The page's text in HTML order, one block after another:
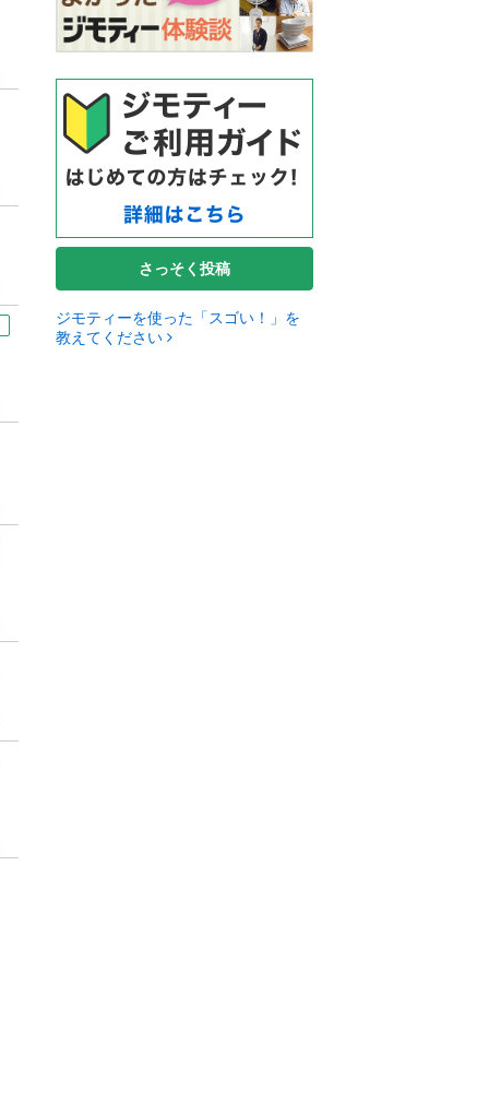
さっそく投稿
ジモティーを使った「スゴい！」を
教えてください